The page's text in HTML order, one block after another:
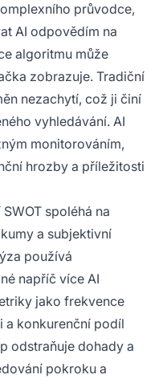
průvodce,
AI odpovědím na
algoritmu může
zobrazuje. Tradiční
nezachytí, což ji činí
vyhledávání. AI
monitorováním,
hrozby a příležitosti
spoléhá na
a subjektivní
používá
napříč více AI
jako frekvence
a konkurenční podíl
odstraňuje dohady a
pokroku a